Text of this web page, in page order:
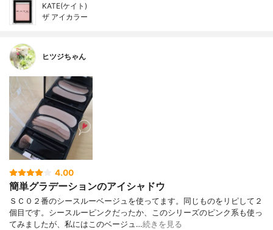
KATE(ケイト)
ザ アイカラー
ヒツジちゃん
4.00
簡単グラデーションのアイシャドウ
ＳＣ０２番のシースルーベージュを使ってます。同じものをリピして２
個目です。シースルーピンクだったか、このシリーズのピンク系も使っ
てみましたが、私にはこのベージュ…続きを見る